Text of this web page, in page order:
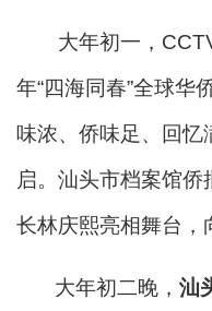
大年初一，
年“四海同春”全球华
味浓、侨味足、回忆
启。汕头市档案馆
长林庆熙亮相舞台，
大年初二晚， 汕